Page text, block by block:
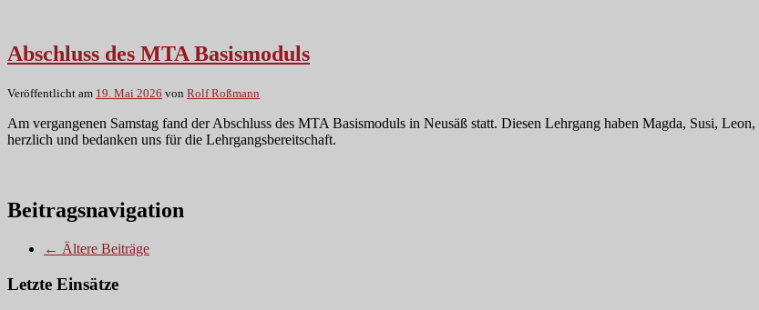
Abschluss des MTA Basismoduls
Veröffentlicht am 19. Mai 2026 von Rolf Roßmann
Am vergangenen Samstag fand der Abschluss des MTA Basismoduls in Neusäß statt. Diesen Lehrgang haben Magda, Susi,
herzlich und bedanken uns für die Lehrgangsbereitschaft.
Beitragsnavigation
← Ältere Beiträge
Letzte Einsätze